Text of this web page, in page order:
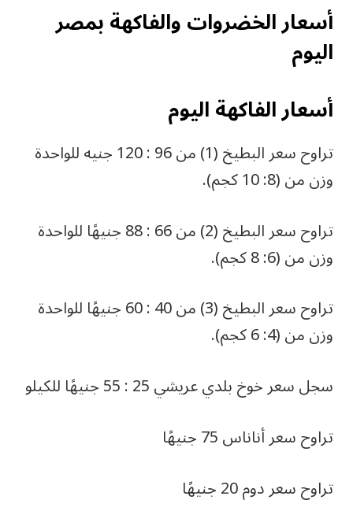
أسعار الخضروات والفاكهة بمصر
اليوم
أسعار الفاكهة اليوم
تراوح سعر البطيخ (1) من 96 : 120 جنيه للواحدة
وزن من (8: 10 كجم).
تراوح سعر البطيخ (2) من 66 : 88 جنيهًا للواحدة
وزن من (6: 8 كجم).
تراوح سعر البطيخ (3) من 40 : 60 جنيهًا للواحدة
وزن من (4: 6 كجم).
سجل سعر خوخ بلدي عريشي 25 : 55 جنيهًا للكيلو
تراوح سعر أناناس 75 جنيهًا
تراوح سعر دوم 20 جنيهًا